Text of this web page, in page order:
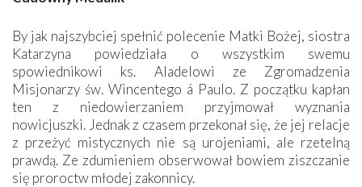
By jak najszybciej spełnić polecenie Matki Bożej, siostra
Katarzyna powiedziała o wszystkim swemu
spowiednikowi ks. Aladelowi ze Zgromadzenia
Misjonarzy św. Wincentego á Paulo. Z początku kapłan
ten z niedowierzaniem przyjmował wyznania
nowicjuszki. Jednak z czasem przekonał się, że jej relacje
z przeżyć mistycznych nie są urojeniami, ale rzetelną
prawdą. Ze zdumieniem obserwował bowiem ziszczanie
się proroctw młodej zakonnicy.